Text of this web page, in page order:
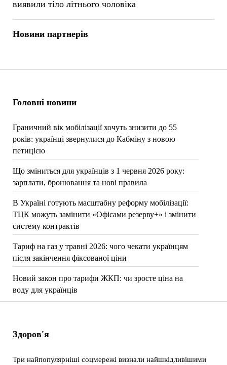
Головні новини
Граничний вік мобілізації хочуть знизити до 55
років: українці звернулися до Кабміну з новою
петицією
Що зміниться для українців з 1 червня 2026 року:
зарплати, бронювання та нові правила
В Україні готують масштабну реформу мобілізації:
ТЦК можуть замінити «Офісами резерву+» і змінити
систему контрактів
Тариф на газ у травні 2026: чого чекати українцям
після закінчення фіксованої ціни
Новий закон про тарифи ЖКП: чи зросте ціна на
воду для українців
виявили тіло літнього чоловіка
Новини партнерів
Здоров'я
Три найпопулярніші соцмережі визнали найшкідливішими